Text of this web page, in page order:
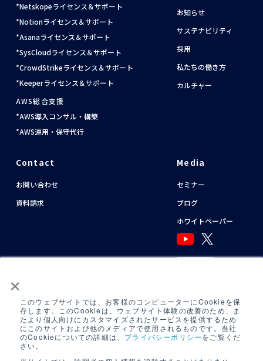
×
このウェブサイトでは、お客様のコンピューターにCookieを保
存します。このCookieは、ウェブサイト体験の改善のため、ま
たより個人向けにカスタマイズされたサービスを提供するため
にこのサイトおよび他のメディアで使用されるものです。当社
のCookieについての詳細は、 プライバシーポリシーをご覧くだ
さい。
Netskopeライセンス＆サポート
Notionライセンス＆サポート
Asanaライセンス＆サポート
SysCloudライセンス＆サポート
CrowdStrikeライセンス＆サポート
Keeperライセンス＆サポート
AWS総合支援
AWS導入コンサル・構築
AWS運用・保守代行
お知らせ
サステナビリティ
採用
私たちの働き方
カルチャー
Contact
お問い合わせ
資料請求
Media
セミナー
ブログ
ホワイトペーパー
NTTグループカスタマーハラスメント基本方針
運用アシスタント利用規約(AWS /Azure)
日中運用支援定型約款